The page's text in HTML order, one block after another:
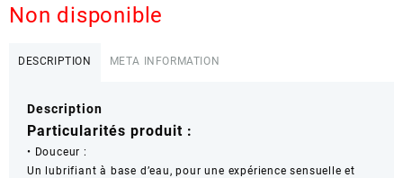
Non disponible
DESCRIPTION META INFORMATION
Description
Particularités produit :
• Douceur :
Un lubrifiant à base d’eau, pour une expérience sensuelle et